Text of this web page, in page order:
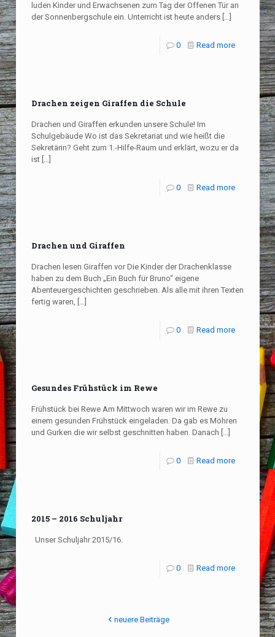
luden Kinder und Erwachsenen zum Tag der Offenen Tür an
der Sonnenbergschule ein. Unterricht ist heute anders[…]
0 Read more
Drachen zeigen Giraffen die Schule
Drachen und Giraffen erkunden unsere Schule! Im
Schulgebäude Wo ist das Sekretariat und wie heißt die
Sekretärin? Geht zum 1.-Hilfe-Raum und erklärt, wozu er da
ist[…]
0 Read more
Drachen und Giraffen
Drachen lesen Giraffen vor Die Kinder der Drachenklasse
haben zu dem Buch „Ein Buch für Bruno“ eigene
Abenteuergeschichten geschrieben. Als alle mit ihren Texten
fertig waren, […]
0 Read more
Gesundes Frühstück im Rewe
Frühstück bei Rewe Am Mittwoch waren wir im Rewe zu
einem gesunden Frühstück eingeladen. Da gab es Möhren
und Gurken die wir selbst geschnitten haben. Danach […]
0 Read more
2015 – 2016 Schuljahr
Unser Schuljahr 2015/16.
0 Read more
neuere Beiträge